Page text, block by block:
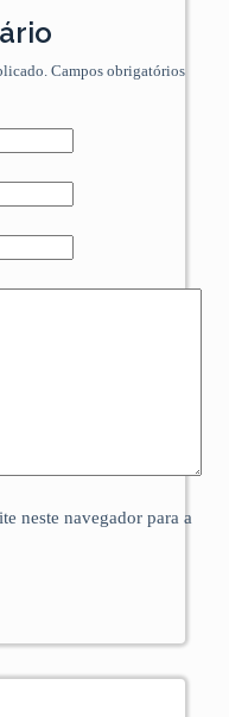
Campos obrigatórios
neste navegador para a